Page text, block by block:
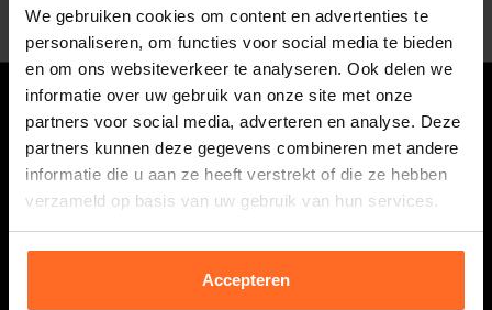
We gebruiken cookies om content en advertenties te
personaliseren, om functies voor social media te bieden
en om ons websiteverkeer te analyseren. Ook delen we
informatie over uw gebruik van onze site met onze
partners voor social media, adverteren en analyse. Deze
partners kunnen deze gegevens combineren met andere
informatie die u aan ze heeft verstrekt of die ze hebben
verzameld op basis van uw gebruik van hun services.
Accepteren
5% spaarbonus
met je account en ontvang 5% van het bedrag
terug in de vorm van een waardecheque.
Vragen
0118 586 400
Maandag t/m vrijdag van 08.30 tot 17.00 uur.
webshop@bomont.nl